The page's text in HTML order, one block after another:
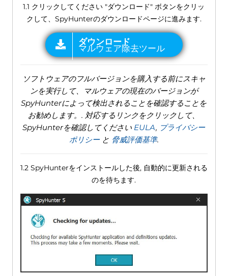
1.1 クリックしてください "ダウンロード" ボタンをクリッ
クして、SpyHunterのダウンロードページに進みます.
ソフトウェアのフルバージョンを購入する前にスキャ
ンを実行して、マルウェアの現在のバージョンが
SpyHunterによって検出されることを確認することを
お勧めします。. 対応するリンクをクリックして、
SpyHunterを確認してください EULA, プライバシー
ポリシーと 脅威評価基準.
1.2 SpyHunterをインストールした後, 自動的に更新される
のを待ちます.